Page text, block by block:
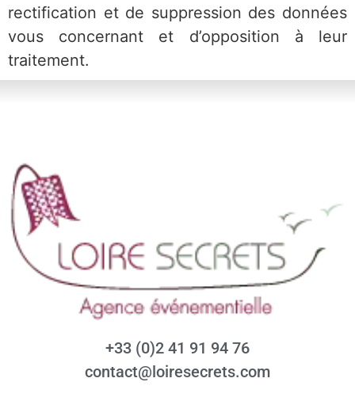
rectification et de suppression des données
vous concernant et d’opposition à leur
traitement.
+33 (0)2 41 91 94 76
contact@loiresecrets.com